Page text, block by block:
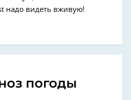
надо видеть вживую!
погоды